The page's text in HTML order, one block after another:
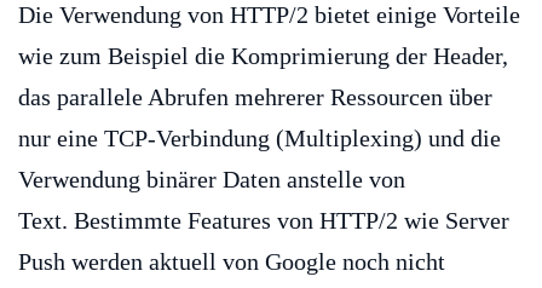
Die Verwendung von HTTP/2 bietet einige Vorteile
wie zum Beispiel die Komprimierung der Header,
das parallele Abrufen mehrerer Ressourcen über
nur eine TCP-Verbindung (Multiplexing) und die
Verwendung binärer Daten anstelle von
Text. Bestimmte Features von HTTP/2 wie Server
Push werden aktuell von Google noch nicht